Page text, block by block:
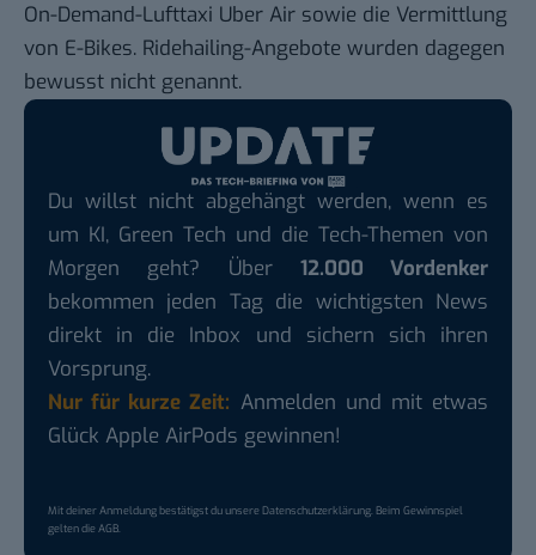
On-Demand-Lufttaxi Uber Air sowie die Vermittlung
von E-Bikes. Ridehailing-Angebote wurden dagegen
bewusst nicht genannt.
Du willst nicht abgehängt werden, wenn es
um KI, Green Tech und die Tech-Themen von
Morgen geht? Über 12.000 Vordenker
bekommen jeden Tag die wichtigsten News
direkt in die Inbox und sichern sich ihren
Vorsprung.
Nur für kurze Zeit: Anmelden und mit etwas
Glück Apple AirPods gewinnen!
Mit deiner Anmeldung bestätigst du unsereDatenschutzerklärung. Beim Gewinnspiel
gelten dieAGB.